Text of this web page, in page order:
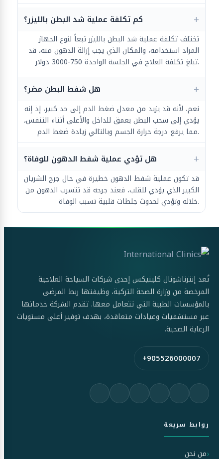
كم تكلفة عملية شد البطن بالليزر؟
تختلف تكلفة عملية شد البطن بالليزر تبعاً لنوع الجهاز
المراد استخدامه، والمكان الذي يجب إزالة الدهون منه، قد
تبلغ تكلفة العلاج في الجلسة الواحدة 750-3000 دولار.
هل شفط البطن مضر؟
نعم، لأنه قد يزيد من معدل ضغط الدم إلى حد كبير، إذ إنه
يؤدي إلى سحب البطن بعمق للداخل والأعلى أثناء التنفس،
مما يرفع درجة حرارة الجسم وبالتالي زيادة ضغط الدم.
هل تؤدي عملية شفط الدهون للوفاة؟
قد تكون عملية شفط الدهون خطيرة في حال جرح الشريان
الكبير الذي يؤدي للقلب، فعند جرحه قد تتسرب الدهون من
خلاله وتؤدي لحدوث جلطات قلبية تسبب الوفاة.
تُعد إنترناشونال كلينيكس إحدى شركات السياحة العلاجية
المرخصة من وزارة الصحة التركية، وظيفتها ربط المرضى
بالمؤسسات الطبية التي تتعامل معها. تقدم الشركة خدماتها
عبر مستشفيات وعيادات متعاقدة، بهدف توفير أعلى مستويات
الرعاية الصحية.
+905526000007
روابط سريعة
من نحن